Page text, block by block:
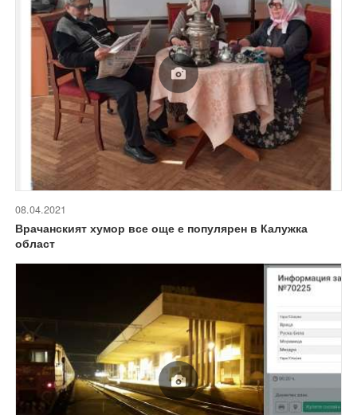
08.04.2021
Врачанският хумор все още е популярен в Калужка
област